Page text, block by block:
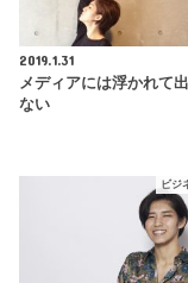
2019.1.31
メディアには浮かれて
ない
ビジ